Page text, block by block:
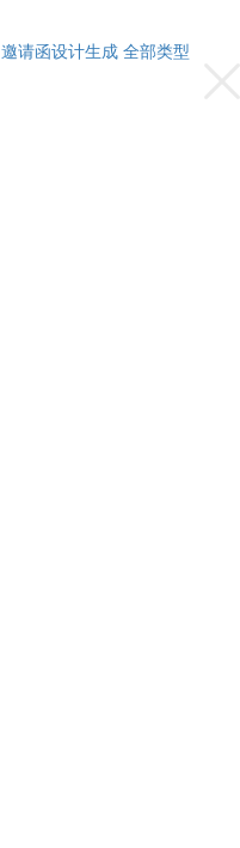
邀请函设计生成 全部类型